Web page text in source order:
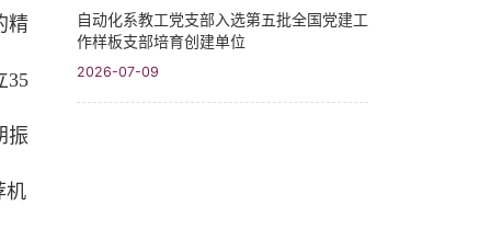
精
35
振
机
自动化系教工党支部入选第五批全国党建工
作样板支部培育创建单位
2026-07-09